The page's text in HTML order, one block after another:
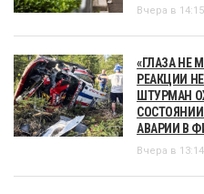
Вчера в 14:15
«ГЛАЗА НЕ
РЕАКЦИИ
ШТУРМАН
АВАРИИ В
Вчера в 13:14